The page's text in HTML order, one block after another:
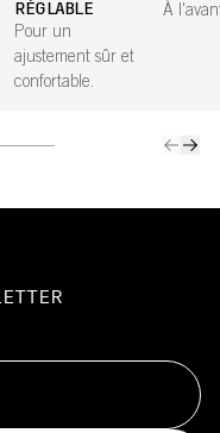
RÉGLABLE
Pour un
ajustement sûr et
confortable.
À